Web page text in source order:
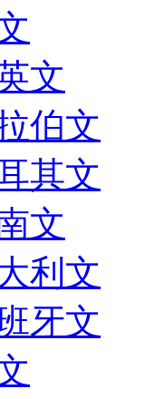
文
伯文
其文
文
利文
牙文